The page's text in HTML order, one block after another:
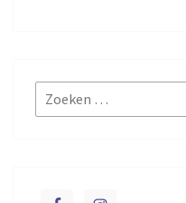
Zoeken
naar: